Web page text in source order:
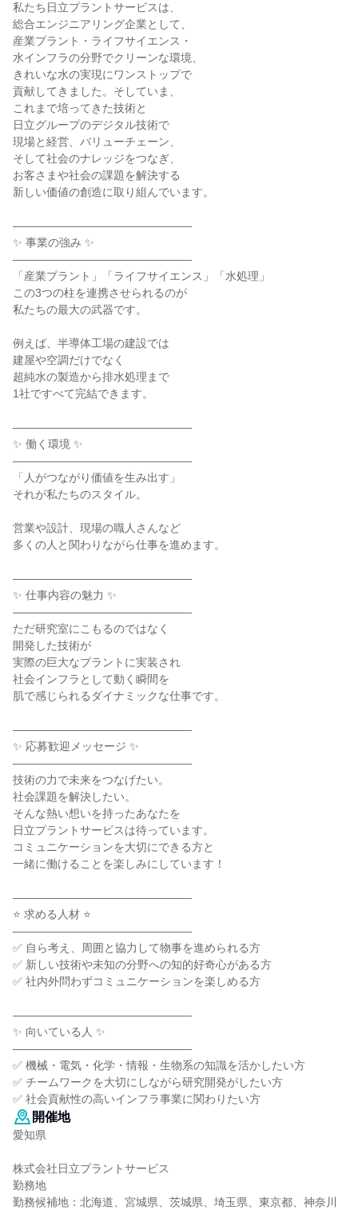
私たち日立プラントサービスは、
総合エンジニアリング企業として、
産業プラント・ライフサイエンス・
水インフラの分野でクリーンな環境、
きれいな水の実現にワンストップで
貢献してきました。そしていま、
これまで培ってきた技術と
日立グループのデジタル技術で
現場と経営、バリューチェーン、
そして社会のナレッジをつなぎ、
お客さまや社会の課題を解決する
新しい価値の創造に取り組んでいます。
――――――――――――――――
✨ 事業の強み ✨
――――――――――――――――
「産業プラント」「ライフサイエンス」「水処理」
この3つの柱を連携させられるのが
私たちの最大の武器です。
例えば、半導体工場の建設では
建屋や空調だけでなく
超純水の製造から排水処理まで
1社ですべて完結できます。
――――――――――――――――
✨ 働く環境 ✨
――――――――――――――――
「人がつながり価値を生み出す」
それが私たちのスタイル。
営業や設計、現場の職人さんなど
多くの人と関わりながら仕事を進めます。
――――――――――――――――
✨ 仕事内容の魅力 ✨
――――――――――――――――
ただ研究室にこもるのではなく
開発した技術が
実際の巨大なプラントに実装され
社会インフラとして動く瞬間を
肌で感じられるダイナミックな仕事です。
――――――――――――――――
✨ 応募歓迎メッセージ ✨
――――――――――――――――
技術の力で未来をつなげたい。
社会課題を解決したい。
そんな熱い想いを持ったあなたを
日立プラントサービスは待っています。
コミュニケーションを大切にできる方と
一緒に働けることを楽しみにしています！
――――――――――――――――
⭐ 求める人材 ⭐
――――――――――――――――
✅ 自ら考え、周囲と協力して物事を進められる方
✅ 新しい技術や未知の分野への知的好奇心がある方
✅ 社内外問わずコミュニケーションを楽しめる方
――――――――――――――――
✨ 向いている人 ✨
――――――――――――――――
✅ 機械・電気・化学・情報・生物系の知識を活かしたい方
✅ チームワークを大切にしながら研究開発がしたい方
✅ 社会貢献性の高いインフラ事業に関わりたい方
開催地
愛知県
株式会社日立プラントサービス
勤務地
勤務候補地：北海道、宮城県、茨城県、埼玉県、東京都、神奈川